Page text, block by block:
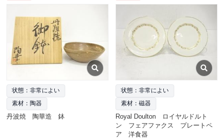
状態：非常によい
素材：陶器
丹波焼 陶華造 鉢
状態：非常によい
素材：磁器
Royal Doulton ロイヤルドルト
ン フェアファクス プレートペ
ア 洋食器